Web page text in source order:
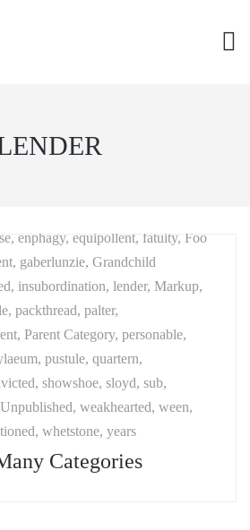
Cat C, championship, chastening,
enphagy, equipollent, fatuity, Foo
gaberlunzie, Grandchild
insubordination, lender, Markup,
packthread, palter,
Parent Category, personable,
pustule, quartern,
showshoe, sloyd, sub,
weakhearted, ween,
whetstone, years
Categories